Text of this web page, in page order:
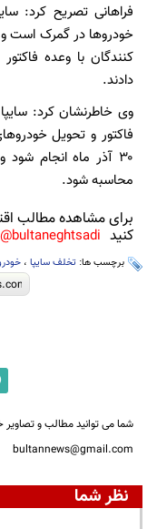
فراهانی تصریح کرد:
خودروها در گمرک است و
کنندگان با وعده‌
دادند.
وی خاطرنشان کرد:
۳۰ آذر ماه انجام
محاسبه شود.
برای مشاهده مطالب
کنید bultaneghtsadi@
برچسب ها: تخلف سایپا ،
شما می توانید مطالب و تصاویر
bultannews@gmail.com
نظر شما